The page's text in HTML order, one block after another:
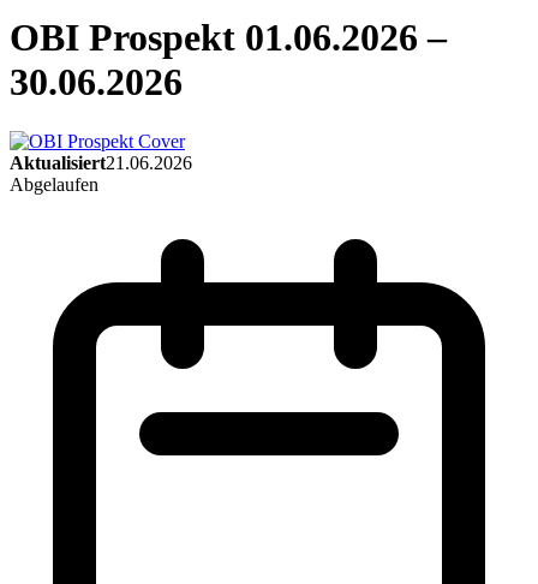
OBI Prospekt 01.06.2026 –
30.06.2026
Aktualisiert21.06.2026
Abgelaufen